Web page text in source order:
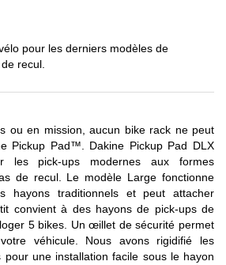
pour les derniers modèles de
recul.
ou en mission, aucun bike rack ne peut
Pickup Pad™. Dakine Pickup Pad DLX
les pick-ups modernes aux formes
de recul. Le modèle Large fonctionne
hayons traditionnels et peut attacher
convient à des hayons de pick-ups de
5 bikes. Un œillet de sécurité permet
véhicule. Nous avons rigidifié les
pour une installation facile sous le hayon